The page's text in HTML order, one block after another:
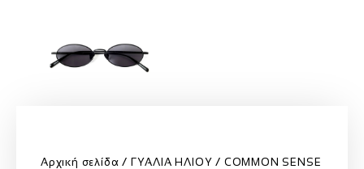
Αρχική σελίδα ΓΥΑΛΙΑ ΗΛΙΟΥ
COMMON SENSE